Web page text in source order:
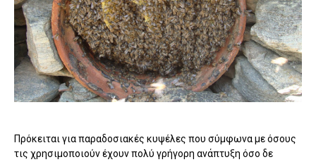
Πρόκειται για παραδοσιακές κυψέλες που σύμφωνα με όσους
τις χρησιμοποιούν έχουν πολύ γρήγορη ανάπτυξη όσο δε